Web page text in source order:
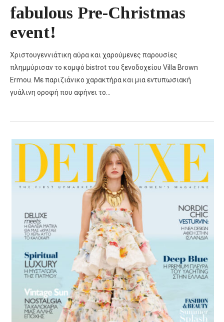
fabulous Pre-Christmas
event!
Χριστουγεννιάτικη αύρα και χαρούμενες παρουσίες
πλημμύρισαν το κομψό bistrot του ξενοδοχείου Villa Brown
Ermou. Με παριζιάνικο χαρακτήρα και μια εντυπωσιακή
γυάλινη οροφή που αφήνει το…